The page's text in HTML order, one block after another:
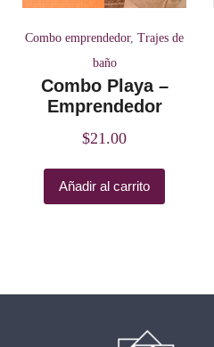
Combo emprendedor, Trajes de
baño
Combo Playa –
Emprendedor
$21.00
Añadir al carrito